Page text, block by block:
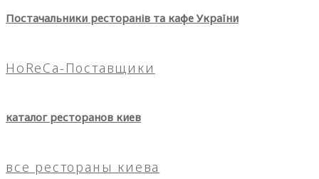
Постачальники ресторанів та кафе України
HoReCa-Поставщики
каталог ресторанов киев
все рестораны киева